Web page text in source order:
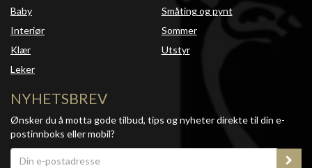
Baby
Interiør
Klær
Leker
Småting og pynt
Sommer
Utstyr
NYHETSBREV
Ønsker du å motta gode tilbud, tips og nyheter direkte til din e-
postinnboks eller mobil?